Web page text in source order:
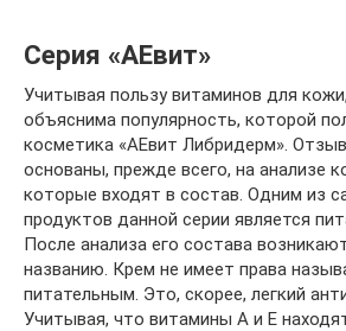
Серия «АЕвит»
Учитывая пользу витаминов для
объяснима популярность, которой
косметика «АЕвит Либридерм».
основаны, прежде всего, на анализе
которые входят в состав. Одним из
продуктов данной серии является
После анализа его состава
названию. Крем не имеет права
питательным. Это, скорее, легкий
Учитывая, что витамины А и Е